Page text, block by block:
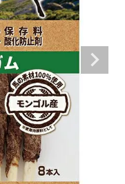
新規会員登録